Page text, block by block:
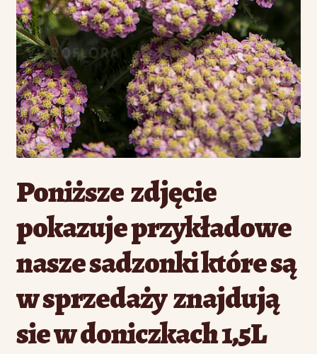
Poniższe zdjęcie
pokazuje przykładowe
nasze sadzonki które są
w sprzedaży znajdują
sie w doniczkach 1,5L